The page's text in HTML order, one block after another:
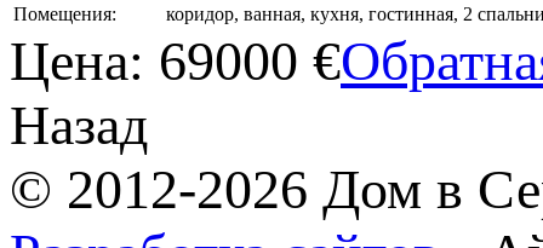
Помещения: коридор, ванная, кухня, гостинная, 2
Цена: 69000 €
Назад
© 2012-2026 Дом в